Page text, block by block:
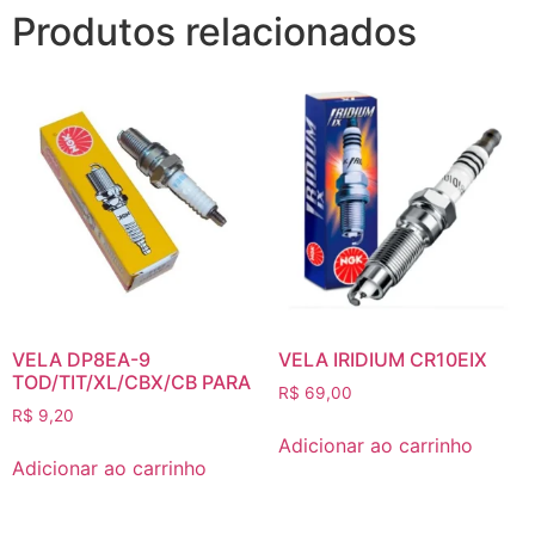
Produtos relacionados
VELA DP8EA-9
TOD/TIT/XL/CBX/CB PARA
R$ 9,20
Adicionar ao carrinho
VELA IRIDIUM CR10EIX
R$ 69,00
Adicionar ao carrinho